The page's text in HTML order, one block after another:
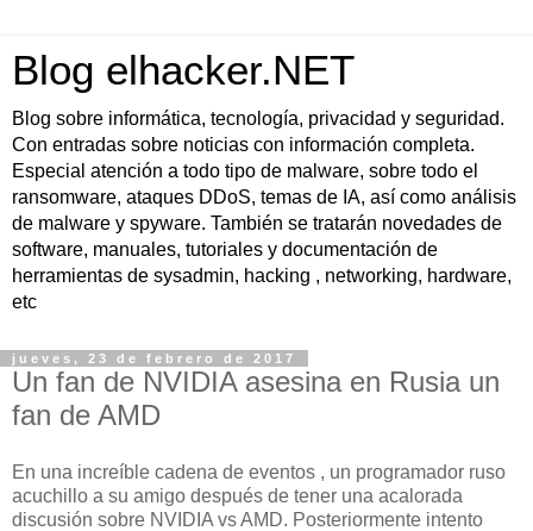
Blog elhacker.NET
Blog sobre informática, tecnología, privacidad y seguridad.
Con entradas sobre noticias con información completa.
Especial atención a todo tipo de malware, sobre todo el
ransomware, ataques DDoS, temas de IA, así como análisis
de malware y spyware. También se tratarán novedades de
software, manuales, tutoriales y documentación de
herramientas de sysadmin, hacking , networking, hardware,
etc
jueves, 23 de febrero de 2017
Un fan de NVIDIA asesina en Rusia un
fan de AMD
En una increíble cadena de eventos , un programador ruso
acuchillo a su amigo después de tener una acalorada
discusión sobre NVIDIA vs AMD. Posteriormente intento